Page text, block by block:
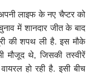
लाइफ के नए चैप्टर को
में शानदार जीत के बाद
की शपथ ली है. इस मौके
मौजूद थे, जिसकी तस्वीरें
हो रही है. इसी बीच